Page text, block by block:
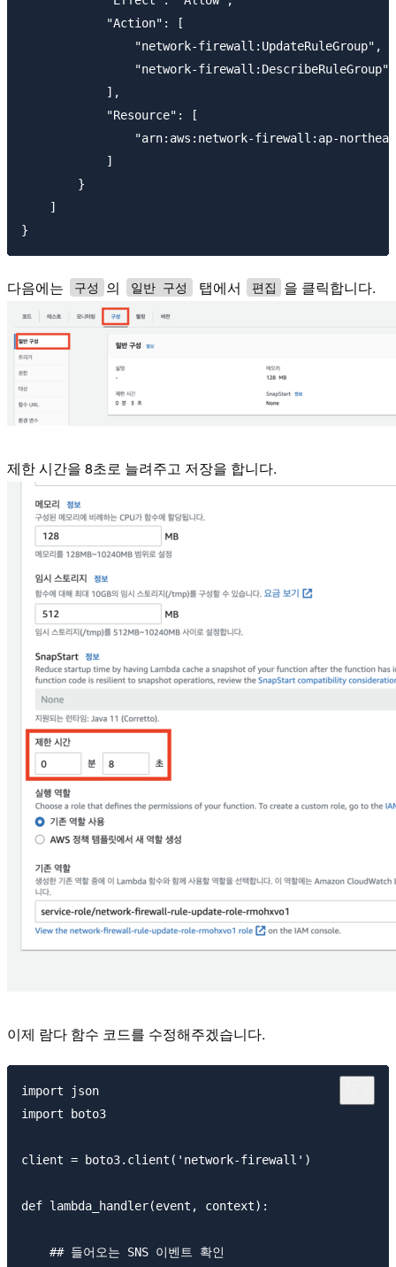
            "Action": [
                "network-firewall:UpdateRuleGroup",
                "network-firewall:DescribeRuleGroup"
            ],
            "Resource": [
"arn:aws:network-firewall:ap-
            ]
        }
    ]
다음에는 구성 의 일반 구성 탭에서 편집 을 클릭합니다.
제한 시간을 8초로 늘려주고 저장을 합니다.
이제 람다 함수 코드를 수정해주겠습니다.
import json
import boto3
client = boto3.client('network-firewall')
def lambda_handler(event, context):
    ## 들어오는 SNS 이벤트 확인